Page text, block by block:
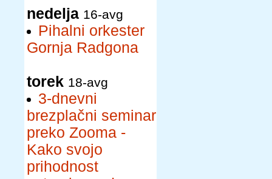
nedelja 16-avg
Pihalni orkester
Gornja Radgona
torek 18-avg
3-dnevni
brezplačni seminar
preko Zooma -
Kako svojo
prihodnost